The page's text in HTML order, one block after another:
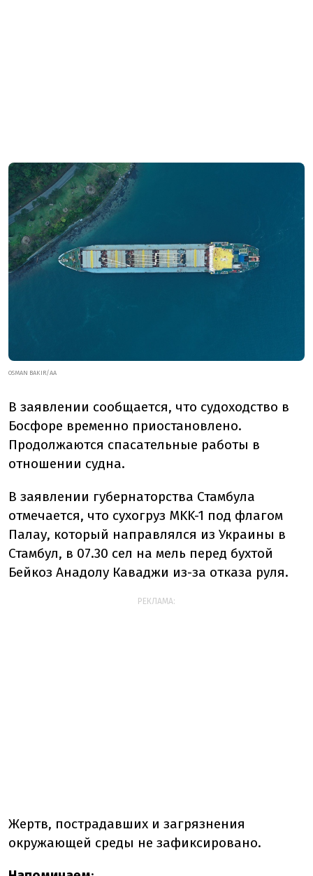
OSMAN BAKIR/AA
В заявлении сообщается, что судоходство в
Босфоре временно приостановлено.
Продолжаются спасательные работы в
отношении судна.
В заявлении губернаторства Стамбула
отмечается, что сухогруз MKK-1 под флагом
Палау, который направлялся из Украины в
Стамбул, в 07.30 сел на мель перед бухтой
Бейкоз Анадолу Каваджи из-за отказа руля.
РЕКЛАМА:
Жертв, пострадавших и загрязнения
окружающей среды не зафиксировано.